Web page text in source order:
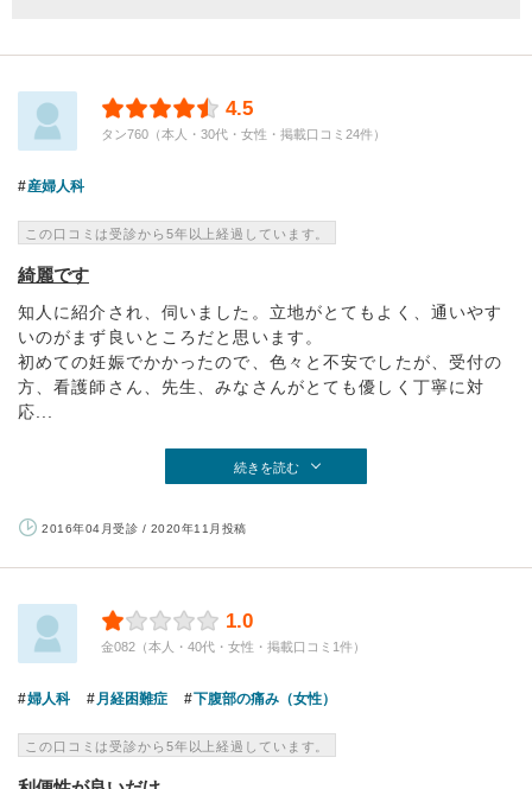
4.5
タン760（本人・30代・女性・掲載口コミ24件）
産婦人科
この口コミは受診から5年以上経過しています。
綺麗です
知人に紹介され、伺いました。立地がとてもよく、通いやす
いのがまず良いところだと思います。
初めての妊娠でかかったので、色々と不安でしたが、受付の
方、看護師さん、先生、みなさんがとても優しく丁寧に対
応...
続きを読む
2016年04月受診 / 2020年11月投稿
1.0
金082（本人・40代・女性・掲載口コミ1件）
婦人科 月経困難症 下腹部の痛み（女性）
この口コミは受診から5年以上経過しています。